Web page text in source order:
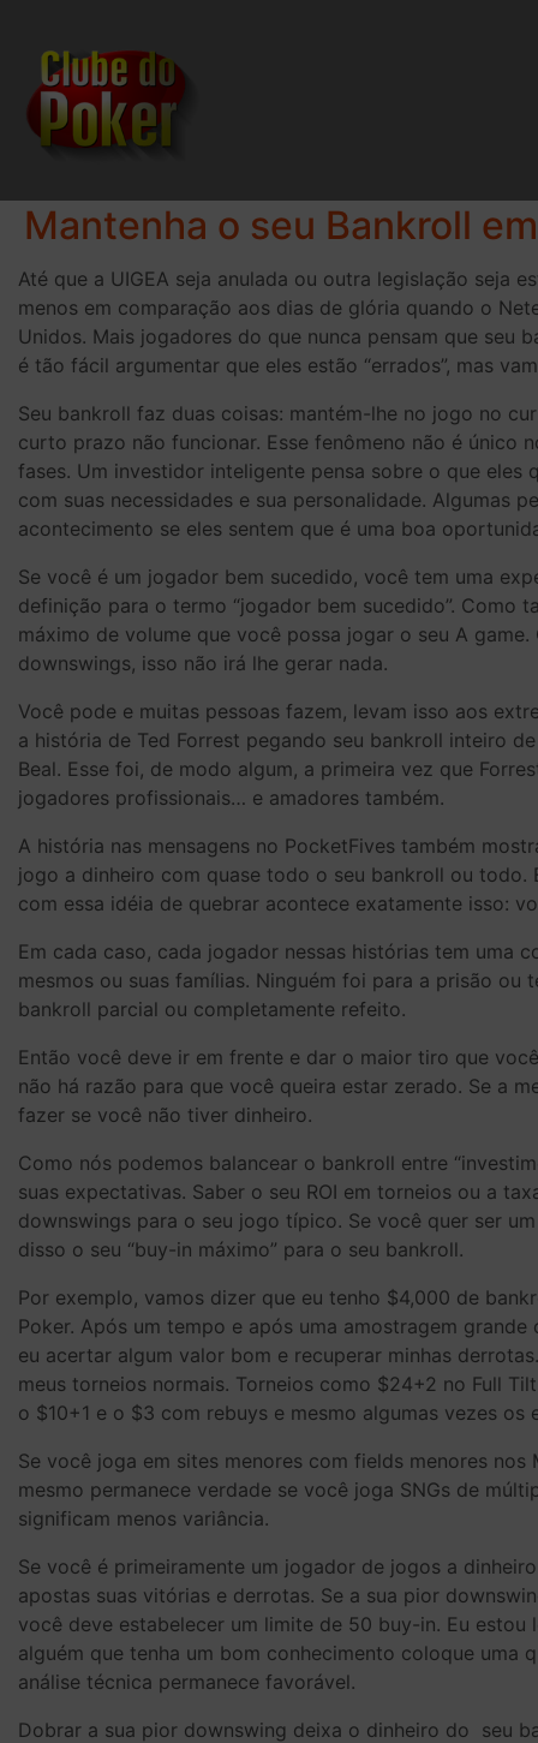
Mantenha o seu Bankroll
Até que a UIGEA seja anulada ou outra legislação seja
menos em comparação aos dias de glória quando o
Unidos. Mais jogadores do que nunca pensam que
é tão fácil argumentar que eles estão “errados”, mas
Seu bankroll faz duas coisas: mantém-lhe no jogo no
curto prazo não funcionar. Esse fenômeno não é único
fases. Um investidor inteligente pensa sobre o que
com suas necessidades e sua personalidade. Algumas
acontecimento se eles sentem que é uma boa
Se você é um jogador bem sucedido, você tem uma
definição para o termo “jogador bem sucedido”. Como
máximo de volume que você possa jogar o seu A
downswings, isso não irá lhe gerar nada.
Você pode e muitas pessoas fazem, levam isso aos
a história de Ted Forrest pegando seu bankroll inteiro
Beal. Esse foi, de modo algum, a primeira vez que
jogadores profissionais… e amadores também.
A história nas mensagens no PocketFives também
jogo a dinheiro com quase todo o seu bankroll ou todo.
com essa idéia de quebrar acontece exatamente isso:
Em cada caso, cada jogador nessas histórias tem uma
mesmos ou suas famílias. Ninguém foi para a prisão
bankroll parcial ou completamente refeito.
Então você deve ir em frente e dar o maior tiro que
não há razão para que você queira estar zerado. Se a
fazer se você não tiver dinheiro.
Como nós podemos balancear o bankroll entre
suas expectativas. Saber o seu ROI em torneios ou a
downswings para o seu jogo típico. Se você quer ser
disso o seu “buy-in máximo” para o seu bankroll.
Por exemplo, vamos dizer que eu tenho $4,000 de
Poker. Após um tempo e após uma amostragem
eu acertar algum valor bom e recuperar minhas
meus torneios normais. Torneios como $24+2 no Full
o $10+1 e o $3 com rebuys e mesmo algumas vezes
Se você joga em sites menores com fields menores
mesmo permanece verdade se você joga SNGs de
significam menos variância.
Se você é primeiramente um jogador de jogos a
apostas suas vitórias e derrotas. Se a sua pior
você deve estabelecer um limite de 50 buy-in. Eu
alguém que tenha um bom conhecimento coloque uma
análise técnica permanece favorável.
Dobrar a sua pior downswing deixa o dinheiro do seu